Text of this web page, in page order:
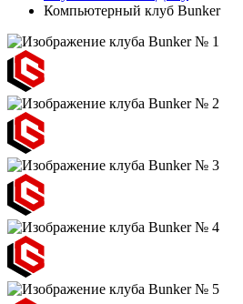
Компьютерный клуб Bunker